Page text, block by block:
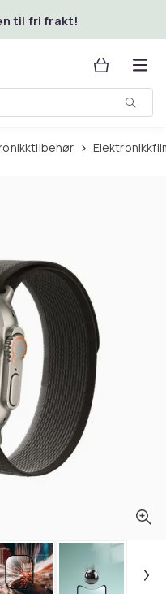
til fri frakt!